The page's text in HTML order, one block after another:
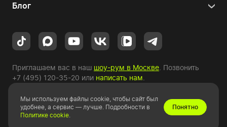
Блог
Приглашаем вас в наш шоу-рум в Москве . Позвонить
+7 (495) 120-35-20 или написать нам
Copyright © 2010-2026 HYPERPC.
Мы используем файлы cookie, чтобы сайт был
удобнее, а сервис — лучше. Подробности в
Политике cookie.
Понятно